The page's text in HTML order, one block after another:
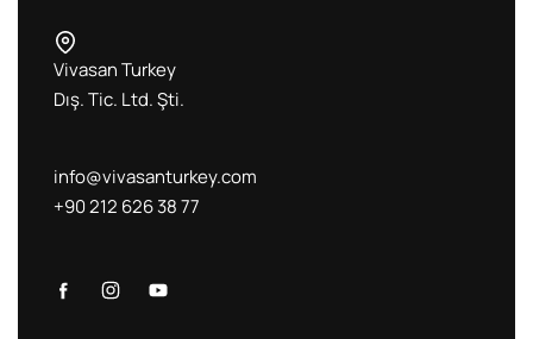
Vivasan Turkey
Dış. Tic. Ltd. Şti.
info@vivasanturkey.com
+90 212 626 38 77